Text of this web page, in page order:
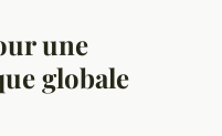
une
globale